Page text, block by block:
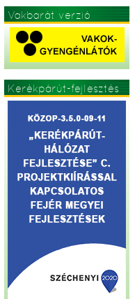
Vakbarát verzió
Kerékpárút-fejlesztés